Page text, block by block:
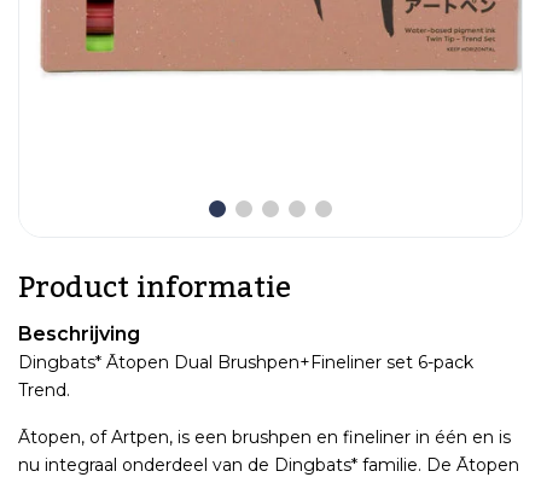
Product informatie
Beschrijving
Dingbats* Ātopen Dual Brushpen+Fineliner set 6-pack
Trend.
Ātopen, of Artpen, is een brushpen en fineliner in één en is
nu integraal onderdeel van de Dingbats* familie. De Ātopen